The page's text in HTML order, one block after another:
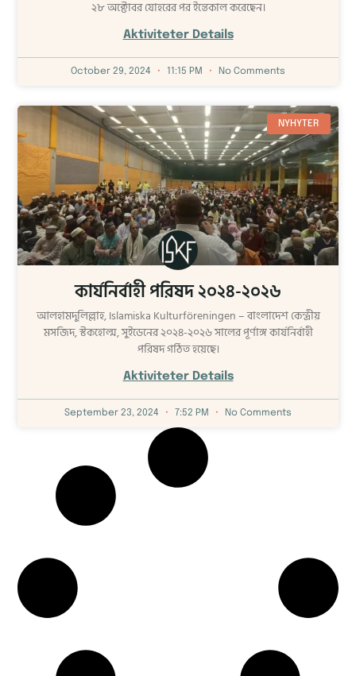
২৮ অক্টোবর যোহরের পর ইন্তেকাল করেছেন।
Aktiviteter Details
October 29, 2024 11:15 PM No Comments
NYHYTER
কার্যনির্বাহী পরিষদ ২০২৪-২০২৬
আলহামদুলিল্লাহ, Islamiska Kulturföreningen – বাংলাদেশ কেন্দ্রীয়
মসজিদ, স্টকহোল্ম, সুইডেনের ২০২৪-২০২৬ সালের পূর্ণাঙ্গ কার্যনির্বাহী
পরিষদ গঠিত হয়েছে।
Aktiviteter Details
September 23, 2024 7:52 PM No Comments